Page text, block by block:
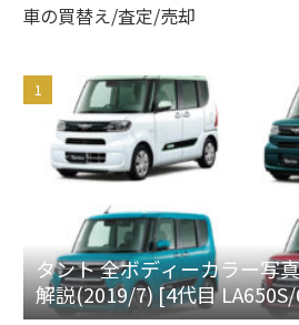
車の買替え/査定/売却
タント 全ボディーカラー写
解説(2019/7) [4代目